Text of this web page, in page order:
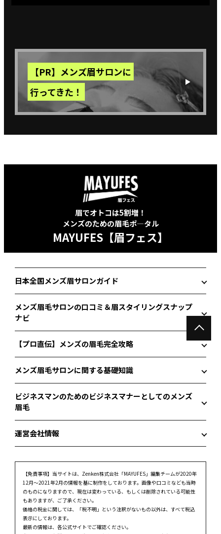
【PR】メンズ眉サロンに
行ってきた！
眉でオトコは5割増！
メンズのための眉毛ポ―タル
MAYUFES【眉フェス】
日本全国メンズ眉サロンガイド
メンズ眉毛サロンの口コミ＆眉スタイリングスナップ
ナビ
【プロ直伝】メンズの眉毛完全攻略
メンズ眉毛サロンに関する基礎知識
ビジネスマンのためのビジネスマナーとしてのメンズ
眉毛
運営会社情報
【免責事項】 当サイトは、Zenken株式会社「MAYUFES」編集チームが2020年
12月～2021年2月の情報を基に制作をしております。画像や口コミなども当時
のものになりますので、現在は変わっている、もしくは削除されている可能性
もありますが、ご了承ください。
価格の税金に関しては、「税不明」という注釈がないもの以外は、すべて税込
表示にしております。
最新の情報は、各公式サイトでご確認ください。